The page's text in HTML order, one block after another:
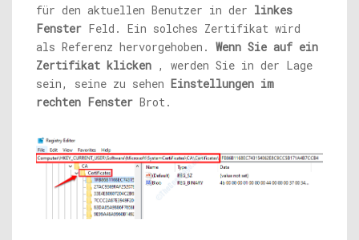
für den aktuellen Benutzer in der linkes
Fenster Feld. Ein solches Zertifikat wird
als Referenz hervorgehoben. Wenn Sie auf ein
Zertifikat klicken , werden Sie in der Lage
sein, seine zu sehen Einstellungen im
rechten Fenster Brot.